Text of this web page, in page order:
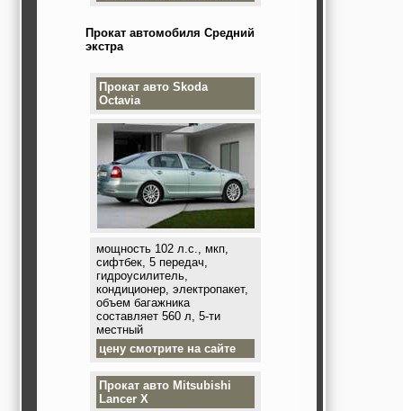
Прокат автомобиля Средний
экстра
Прокат авто Skoda
Octavia
мощность 102 л.с., мкп,
сифтбек, 5 передач,
гидроусилитель,
кондиционер, электропакет,
объем багажника
составляет 560 л, 5-ти
местный
цену смотрите на сайте
Прокат авто Mitsubishi
Lancer X